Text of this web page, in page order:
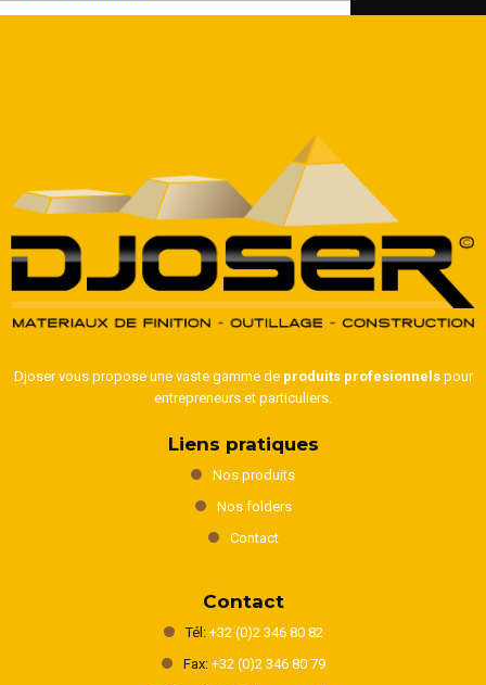
Djoser vous propose une vaste gamme de produits profesionnelspour
entrepreneurs et particuliers.
Liens pratiques
Nos produits
Nos folders
Contact
Contact
Tél: +32 (0)2 346 80 82
Fax: +32 (0)2 346 80 79